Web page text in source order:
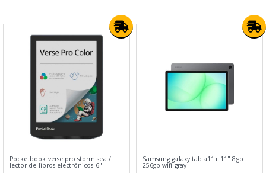
Pocketbook verse pro storm sea /
lector de libros electrónicos 6"
Samsung galaxy tab a11+ 11" 8gb
256gb wifi gray